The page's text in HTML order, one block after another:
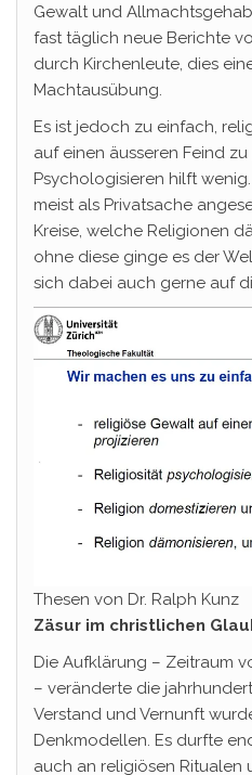
Gewalt und
fast täglich neue Berichte
durch Kirchenleute, dies
Machtausübung.
Es ist jedoch zu einfach,
auf einen äusseren Feind
Psychologisieren hilft
meist als Privatsache
Kreise, welche Religionen
ohne diese ginge es der
sich dabei auch gerne auf
Thesen von Dr. Ralph Kunz
Zäsur im christlichen
Die Aufklärung – Zeitraum
– veränderte die
Verstand und Vernunft
Denkmodellen. Es durfte
auch an religiösen Ritualen